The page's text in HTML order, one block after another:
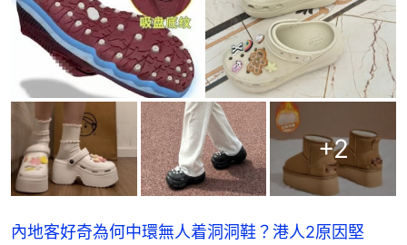
+2
內地客好奇為何中環無人着洞洞鞋？港人2原因堅